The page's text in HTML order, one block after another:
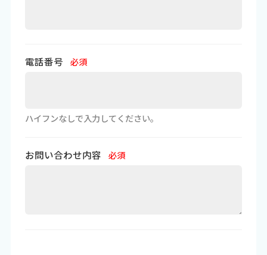
電話番号 必須
ハイフンなしで入力してください。
お問い合わせ内容 必須